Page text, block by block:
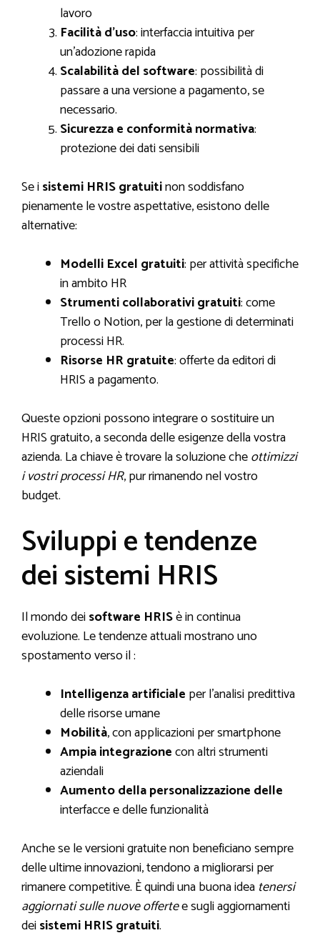
lavoro
Facilità d’uso: interfaccia intuitiva per
un’adozione rapida
Scalabilità del software: possibilità di
passare a una versione a pagamento, se
necessario.
Sicurezza e conformità normativa:
protezione dei dati sensibili
Se isistemi HRIS gratuitinon soddisfano
pienamente le vostre aspettative, esistono delle
alternative:
Modelli Excel gratuiti: per attività specifiche
in ambito HR
Strumenti collaborativi gratuiti: come
Trello o Notion, per la gestione di determinati
processi HR.
Risorse HR gratuite: offerte da editori di
HRIS a pagamento.
Queste opzioni possono integrare o sostituire un
HRIS gratuito, a seconda delle esigenze della vostra
azienda. La chiave è trovare la soluzione cheottimizzi
i vostri processi HR, pur rimanendo nel vostro
budget.
Sviluppi e tendenze
dei sistemi HRIS
Il mondo deisoftware HRISè in continua
evoluzione. Le tendenze attuali mostrano uno
spostamento verso il :
Intelligenza artificiale per l’analisi predittiva
delle risorse umane
Mobilità, con applicazioni per smartphone
Ampia integrazionecon altri strumenti
aziendali
Aumento della personalizzazione delle
interfacce e delle funzionalità
Anche se le versioni gratuite non beneficiano sempre
delle ultime innovazioni, tendono a migliorarsi per
rimanere competitive. È quindi una buona idea tenersi
aggiornati sulle nuove offertee sugli aggiornamenti
deisistemi HRIS gratuiti.